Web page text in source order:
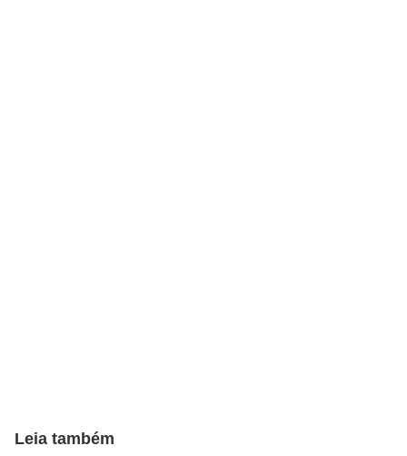
Leia também
P